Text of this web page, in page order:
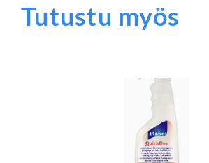
Tutustu myös